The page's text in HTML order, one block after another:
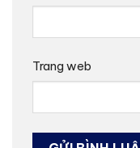
Trang web